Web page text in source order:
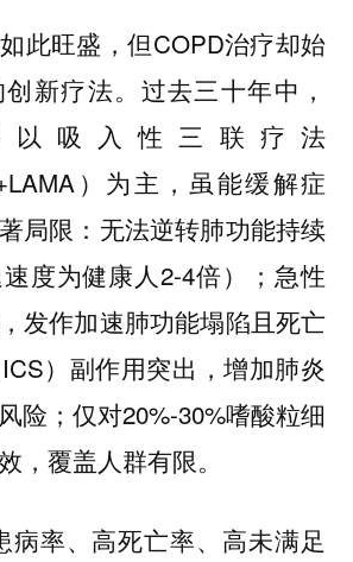
此旺盛，但COPD治疗却始
新疗法。过去三十年中，
以吸入性三联疗法
）为主，虽能缓解症
局限：无法逆转肺功能持续
度为健康人2-4倍）；急性
发作加速肺功能塌陷且死亡
）副作用突出，增加肺炎
险；仅对20%-30%嗜酸粒细
，覆盖人群有限。
病率、高死亡率、高未满足